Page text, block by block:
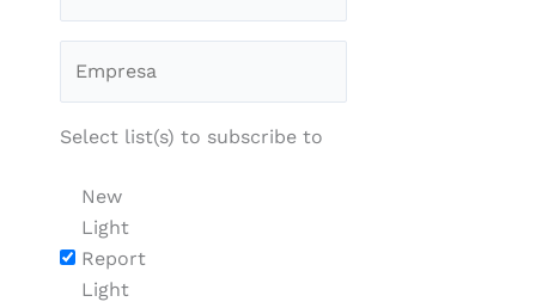
Select list(s) to subscribe to
New
Light
Report
Light